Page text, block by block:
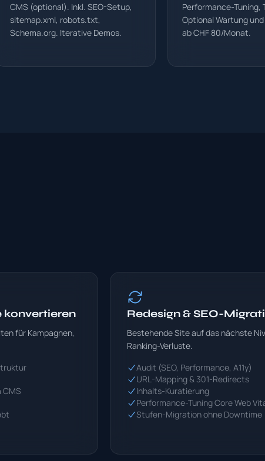
CMS (optional). Inkl. SEO-Setup,
sitemap.xml, robots.txt,
Schema.org. Iterative Demos.
Performance-Tuning,
Optional Wartung
ab CHF 80/Monat.
konvertieren
für Kampagnen,
CMS
Redesign & SEO-
Bestehende Site auf das nächste
Ranking-Verluste.
Audit (SEO, Performance, A11y)
URL-Mapping & 301-Redirects
Inhalts-Kuratierung
Performance-Tuning Core Web
Stufen-Migration ohne Downtime